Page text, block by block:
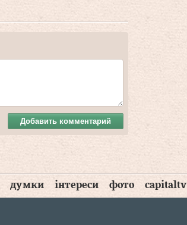
Добавить комментарий
думки інтереси фото capitaltv